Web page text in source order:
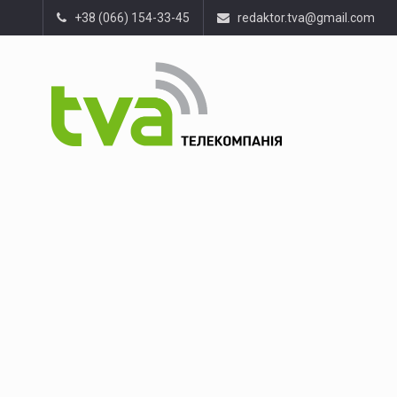
+38 (066) 154-33-45 redaktor.tva@gmail.com